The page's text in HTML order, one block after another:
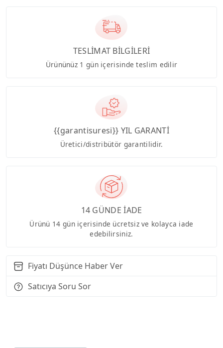
TESLİMAT BİLGİLERİ
Ürününüz 1 gün içerisinde teslim edilir
{{garantisuresi}} YIL GARANTİ
Üretici/distribütör garantilidir.
14 GÜNDE İADE
Ürünü 14 gün içerisinde ücretsiz ve kolayca iade
edebilirsiniz.
Fiyatı Düşünce Haber Ver
Satıcıya Soru Sor